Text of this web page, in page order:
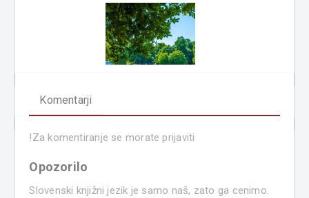
Komentarji
!Za komentiranje se morate prijaviti
Opozorilo
Slovenski knjižni jezik je samo naš, zato ga cenimo.